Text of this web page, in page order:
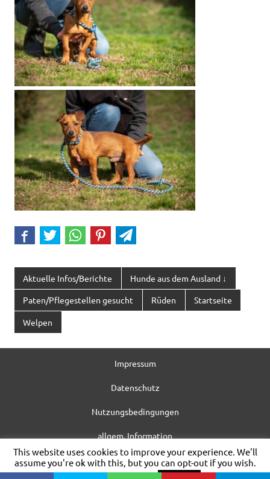
Aktuelle Infos/Berichte Hunde aus dem Ausland ↓
Paten/Pflegestellen gesucht Rüden Startseite
Welpen
Impressum
Datenschutz
Nutzungsbedingungen
allgem. Information
WordPress-Theme: Dynamic News von ThemeZee.
This website uses cookies to improve your experience. We'll
assume you're ok with this, but you can opt-out if you wish.